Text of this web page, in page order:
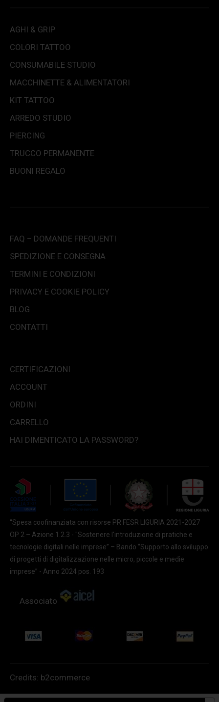
AGHI & GRIP
COLORI TATTOO
CONSUMABILE STUDIO
MACCHINETTE & ALIMENTATORI
KIT TATTOO
ARREDO STUDIO
PIERCING
TRUCCO PERMANENTE
BUONI REGALO
FAQ – DOMANDE FREQUENTI
SPEDIZIONE E CONSEGNA
TERMINI E CONDIZIONI
PRIVACY E COOKIE POLICY
BLOG
CONTATTI
CERTIFICAZIONI
ACCOUNT
ORDINI
CARRELLO
HAI DIMENTICATO LA PASSWORD?
“Spesa coofinanziata con risorse PR FESR LIGURIA 2021-2027
OP 2 – Azione 1.2.3 - "Sostenere l'introduzione di pratiche e
tecnologie digitali nelle imprese” – Bando “Supporto allo sviluppo
di progetti di digitalizzazione nelle micro, piccole e medie
imprese” - Anno 2024 pos. 193
Associato
Credits: b2commerce